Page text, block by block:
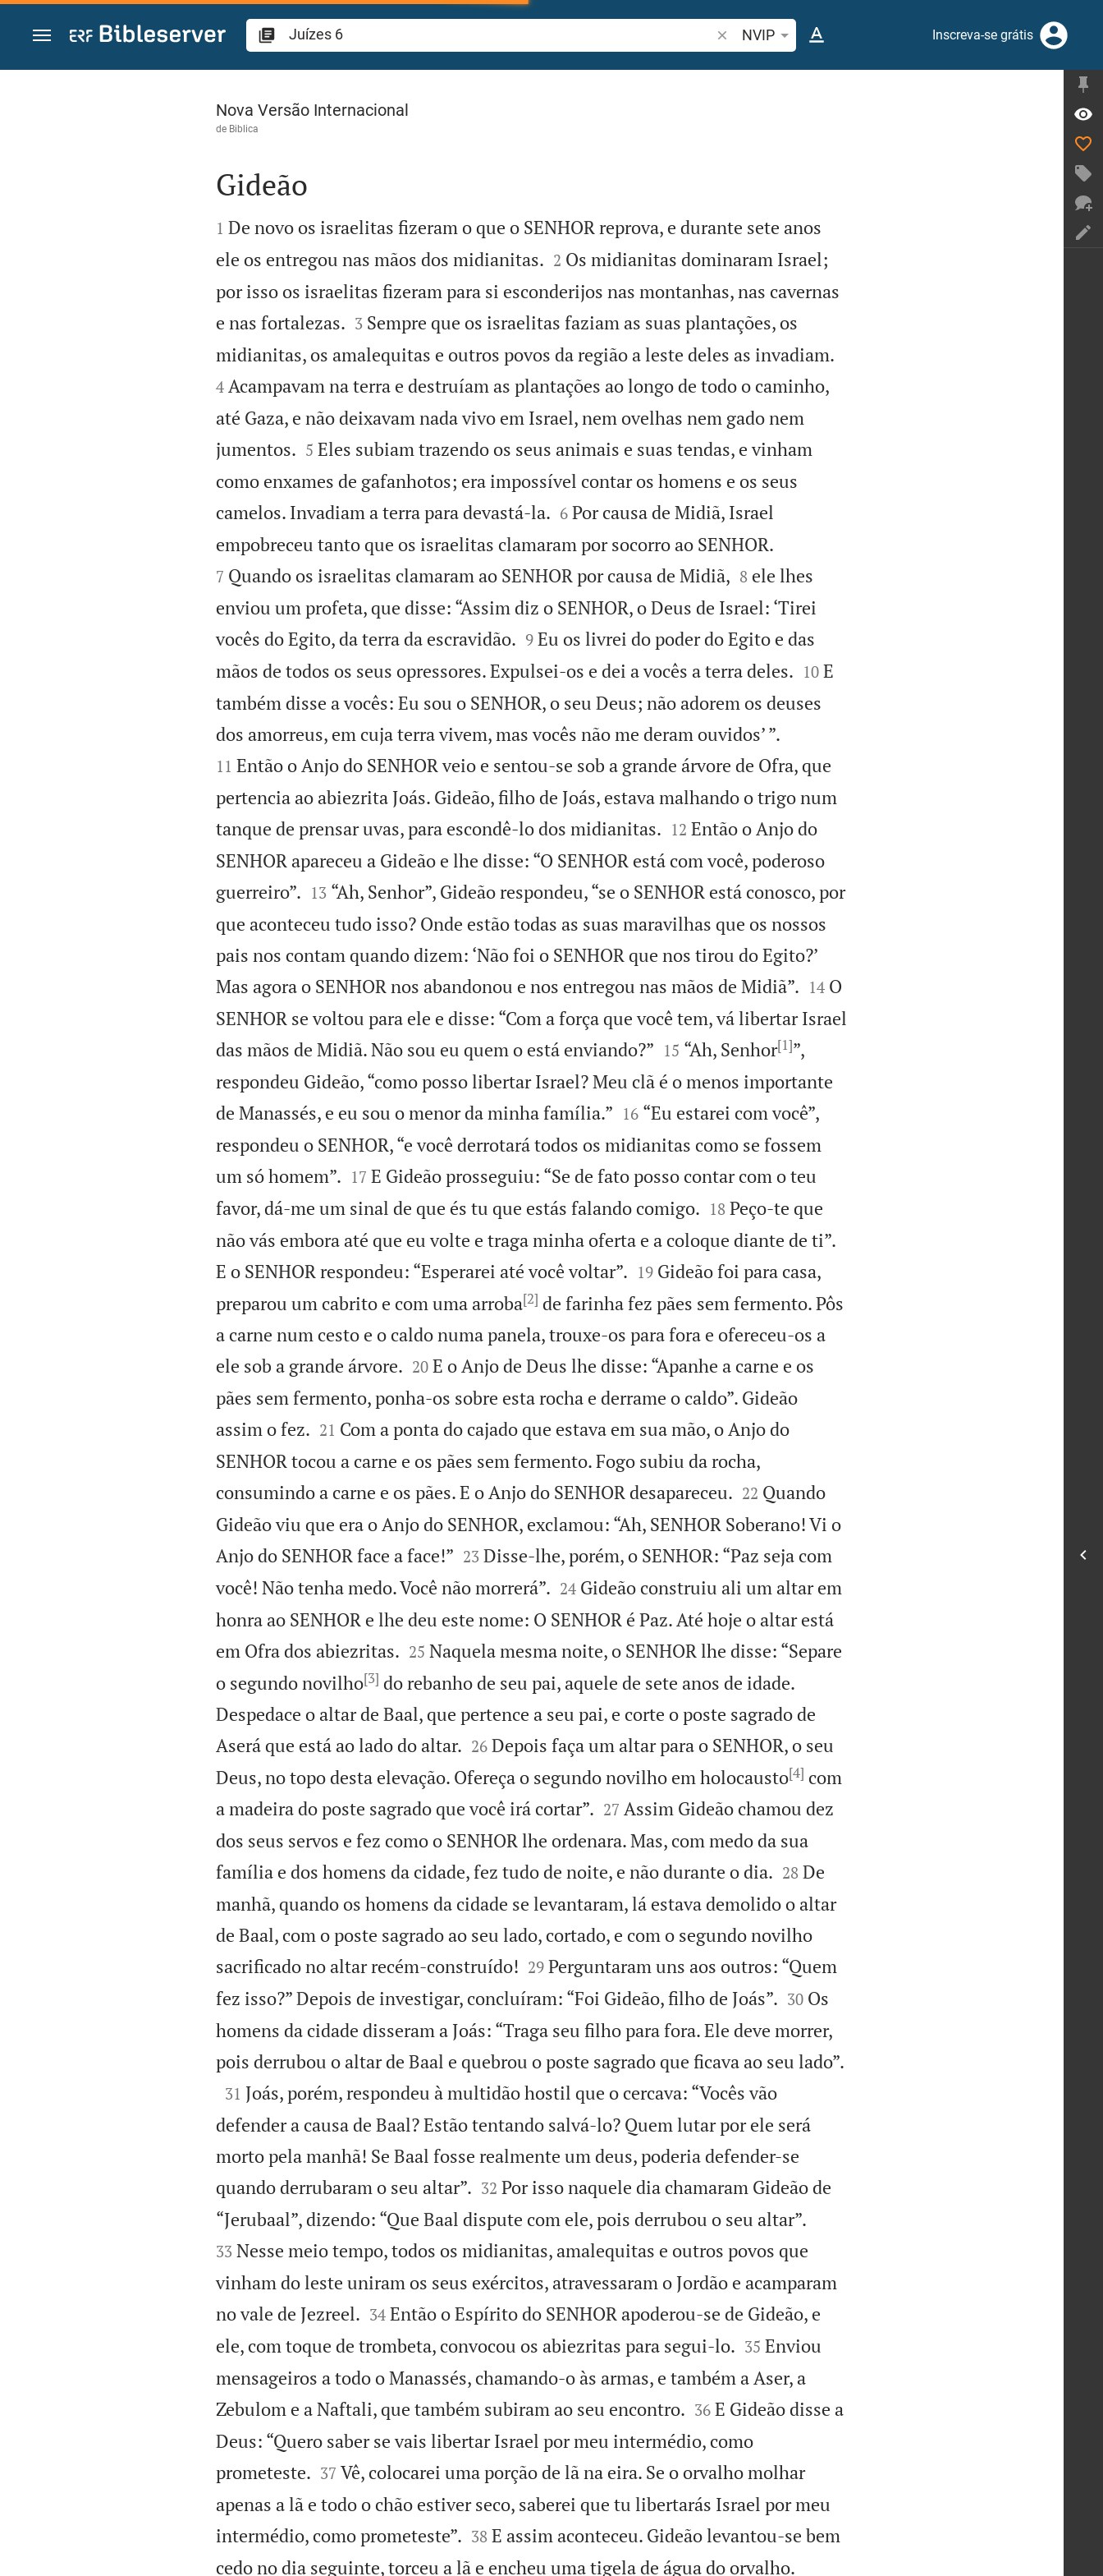
Ir para o conteúdo
Pesquise passagem da Bíblia ou termos
NVIP Inscreva-se grátis
Juízes 6
Nova Versão Internacional
de Biblica

Gideão

1 De novo os israelitas fizeram o que o SENHOR reprova, e durante sete anos
ele os entregou nas mãos dos midianitas.
2 Os midianitas dominaram Israel;
por isso os israelitas fizeram para si esconderijos nas montanhas, nas cavernas
e nas fortalezas.
3 Sempre que os israelitas faziam as suas plantações, os
midianitas, os amalequitas e outros povos da região a leste deles as invadiam.
4 Acampavam na terra e destruíam as plantações ao longo de todo o caminho,
até Gaza, e não deixavam nada vivo em Israel, nem ovelhas nem gado nem
jumentos.
5 Eles subiam trazendo os seus animais e suas tendas, e vinham
como enxames de gafanhotos; era impossível contar os homens e os seus
camelos. Invadiam a terra para devastá-la.
6 Por causa de Midiã, Israel
empobreceu tanto que os israelitas clamaram por socorro ao SENHOR.
7 Quando os israelitas clamaram ao SENHOR por causa de Midiã,
8 ele lhes
enviou um profeta, que disse: “Assim diz o SENHOR, o Deus de Israel: ‘Tirei
vocês do Egito, da terra da escravidão.
9 Eu os livrei do poder do Egito e das
mãos de todos os seus opressores. Expulsei-os e dei a vocês a terra deles.
10 E
também disse a vocês: Eu sou o SENHOR, o seu Deus; não adorem os deuses
dos amorreus, em cuja terra vivem, mas vocês não me deram ouvidos’ ”.
11 Então o Anjo do SENHOR veio e sentou-se sob a grande árvore de Ofra, que
pertencia ao abiezrita Joás. Gideão, filho de Joás, estava malhando o trigo num
tanque de prensar uvas, para escondê-lo dos midianitas.
12 Então o Anjo do
SENHOR apareceu a Gideão e lhe disse: “O SENHOR está com você, poderoso
guerreiro”.
13 “Ah, Senhor”, Gideão respondeu, “se o SENHOR está conosco, por
que aconteceu tudo isso? Onde estão todas as suas maravilhas que os nossos
pais nos contam quando dizem: ‘Não foi o SENHOR que nos tirou do Egito?’
Mas agora o SENHOR nos abandonou e nos entregou nas mãos de Midiã”.
14 O
SENHOR se voltou para ele e disse: “Com a força que você tem, vá libertar Israel
das mãos de Midiã. Não sou eu quem o está enviando?”
15 “Ah, Senhor[1]”,
respondeu Gideão, “como posso libertar Israel? Meu clã é o menos importante
de Manassés, e eu sou o menor da minha família.”
16 “Eu estarei com você”,
respondeu o SENHOR, “e você derrotará todos os midianitas como se fossem
um só homem”.
17 E Gideão prosseguiu: “Se de fato posso contar com o teu
favor, dá-me um sinal de que és tu que estás falando comigo.
18 Peço-te que
não vás embora até que eu volte e traga minha oferta e a coloque diante de ti”.
E o SENHOR respondeu: “Esperarei até você voltar”.
19 Gideão foi para casa,
preparou um cabrito e com uma arroba[2] de farinha fez pães sem fermento. Pôs
a carne num cesto e o caldo numa panela, trouxe-os para fora e ofereceu-os a
ele sob a grande árvore.
20 E o Anjo de Deus lhe disse: “Apanhe a carne e os
pães sem fermento, ponha-os sobre esta rocha e derrame o caldo”. Gideão
assim o fez.
21 Com a ponta do cajado que estava em sua mão, o Anjo do
SENHOR tocou a carne e os pães sem fermento. Fogo subiu da rocha,
consumindo a carne e os pães. E o Anjo do SENHOR desapareceu.
22 Quando
Gideão viu que era o Anjo do SENHOR, exclamou: “Ah, SENHOR Soberano! Vi o
Anjo do SENHOR face a face!”
23 Disse-lhe, porém, o SENHOR: “Paz seja com
você! Não tenha medo. Você não morrerá”.
24 Gideão construiu ali um altar em
honra ao SENHOR e lhe deu este nome: O SENHOR é Paz. Até hoje o altar está
em Ofra dos abiezritas.
25 Naquela mesma noite, o SENHOR lhe disse: “Separe
o segundo novilho[3] do rebanho de seu pai, aquele de sete anos de idade.
Despedace o altar de Baal, que pertence a seu pai, e corte o poste sagrado de
Aserá que está ao lado do altar.
26 Depois faça um altar para o SENHOR, o seu
Deus, no topo desta elevação. Ofereça o segundo novilho em holocausto[4] com
a madeira do poste sagrado que você irá cortar”.
27 Assim Gideão chamou dez
dos seus servos e fez como o SENHOR lhe ordenara. Mas, com medo da sua
família e dos homens da cidade, fez tudo de noite, e não durante o dia.
28 De
manhã, quando os homens da cidade se levantaram, lá estava demolido o altar
de Baal, com o poste sagrado ao seu lado, cortado, e com o segundo novilho
sacrificado no altar recém-construído!
29 Perguntaram uns aos outros: “Quem
fez isso?” Depois de investigar, concluíram: “Foi Gideão, filho de Joás”.
30 Os
homens da cidade disseram a Joás: “Traga seu filho para fora. Ele deve morrer,
pois derrubou o altar de Baal e quebrou o poste sagrado que ficava ao seu lado”.

31 Joás, porém, respondeu à multidão hostil que o cercava: “Vocês vão
defender a causa de Baal? Estão tentando salvá-lo? Quem lutar por ele será
morto pela manhã! Se Baal fosse realmente um deus, poderia defender-se
quando derrubaram o seu altar”.
32 Por isso naquele dia chamaram Gideão de
“Jerubaal”, dizendo: “Que Baal dispute com ele, pois derrubou o seu altar”.
33 Nesse meio tempo, todos os midianitas, amalequitas e outros povos que
vinham do leste uniram os seus exércitos, atravessaram o Jordão e acamparam
no vale de Jezreel.
34 Então o Espírito do SENHOR apoderou-se de Gideão, e
ele, com toque de trombeta, convocou os abiezritas para segui-lo.
35 Enviou
mensageiros a todo o Manassés, chamando-o às armas, e também a Aser, a
Zebulom e a Naftali, que também subiram ao seu encontro.
36 E Gideão disse a
Deus: “Quero saber se vais libertar Israel por meu intermédio, como
prometeste.
37 Vê, colocarei uma porção de lã na eira. Se o orvalho molhar
apenas a lã e todo o chão estiver seco, saberei que tu libertarás Israel por meu
intermédio, como prometeste”.
38 E assim aconteceu. Gideão levantou-se bem
cedo no dia seguinte, torceu a lã e encheu uma tigela de água do orvalho.